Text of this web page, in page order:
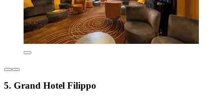
5. Grand Hotel Filippo